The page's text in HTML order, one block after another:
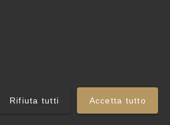
Rifiuta tutti Accetta tutto